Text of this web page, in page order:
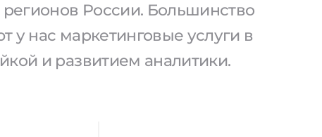
регионов России. Большинство
у нас маркетинговые услуги в
и развитием аналитики.